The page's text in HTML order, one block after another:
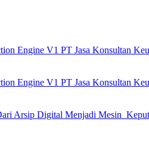
Engine V1 PT Jasa Konsultan
Engine V1 PT Jasa Konsultan
Arsip Digital Menjadi Mesin